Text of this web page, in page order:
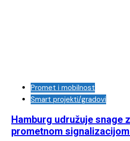
Promet i mobilnost
Smart projekti/gradovi
Hamburg udružuje snage
prometnom